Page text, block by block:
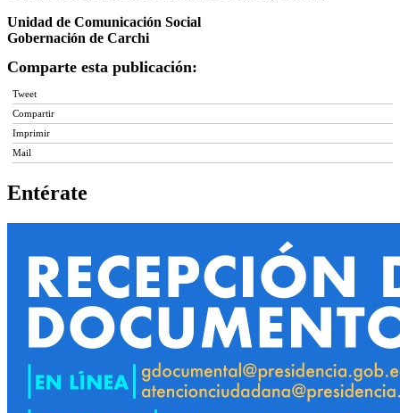
Unidad de Comunicación Social
Gobernación de Carchi
Comparte esta publicación:
Tweet
Compartir
Imprimir
Mail
Entérate